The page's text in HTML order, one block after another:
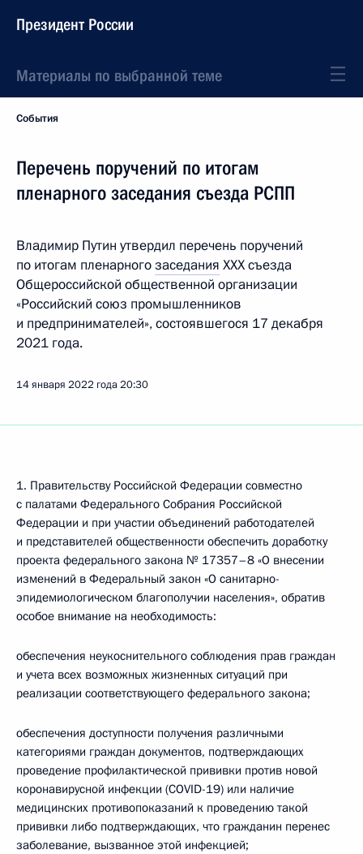
Президент России
Материалы по выбранной теме
События
Перечень поручений по итогам
пленарного заседания съезда РСПП
Владимир Путин утвердил перечень поручений
по итогам пленарногозаседания XXX съезда
Общероссийской общественной организации
«Российский союз промышленников
и предпринимателей», состоявшегося 17 декабря
2021 года.
14 января 2022 года20:30
1. Правительству Российской Федерации совместно
с палатами Федерального Собрания Российской
Федерации и при участии объединений работодателей
и представителей общественности обеспечить доработку
проекта федерального закона № 17357–8 «О внесении
изменений в Федеральный закон «О санитарно-
эпидемиологическом благополучии населения», обратив
особое внимание на необходимость:
обеспечения неукоснительного соблюдения прав граждан
и учета всех возможных жизненных ситуаций при
реализации соответствующего федерального закона;
обеспечения доступности получения различными
категориями граждан документов, подтверждающих
проведение профилактической прививки против новой
коронавирусной инфекции (COVID-19) или наличие
медицинских противопоказаний к проведению такой
прививки либо подтверждающих, что гражданин перенес
заболевание, вызванное этой инфекцией;